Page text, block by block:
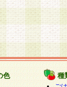
色 種